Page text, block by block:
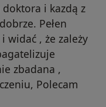
i kazdą z
Pełen
widać , że zależy
zbadana ,
Polecam